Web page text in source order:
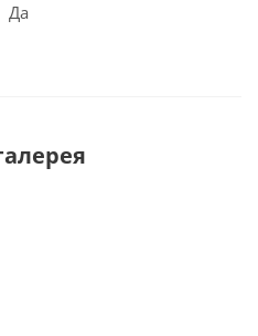
Да